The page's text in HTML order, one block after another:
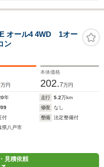
オール4 4WD 1オー
ン
万円
本体価格
202.7万円
年 走行 5.2万km
修復
なし
付 整備
法定整備付
県八戸市
見積依頼